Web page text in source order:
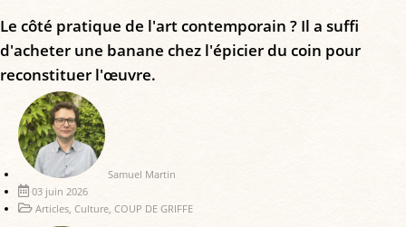
Le côté pratique de l'art contemporain ? Il a suffi
d'acheter une banane chez l'épicier du coin pour
reconstituer l'œuvre.
Samuel Martin
03 juin 2026
Articles Culture COUP DE GRIFFE